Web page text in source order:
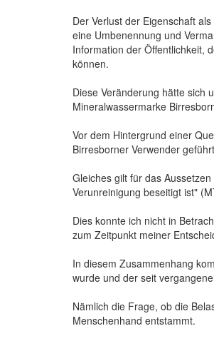
Der Verlust der Eigenschaft
eine Umbenennung und
Information der Öffentlichkeit,
können.
Diese Veränderung hätte sich
Mineralwassermarke
Vor dem Hintergrund einer
Birresborner Verwender
Gleiches gilt für das
Verunreinigung beseitigt ist"
Dies konnte ich nicht in
zum Zeitpunkt meiner
In diesem Zusammenhang
wurde und der seit
Nämlich die Frage, ob die
Menschenhand entstammt.